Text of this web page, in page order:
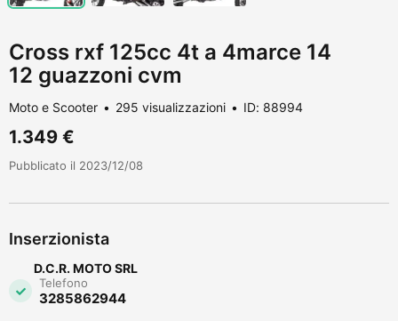
Cross rxf 125cc 4t a 4marce 14
12 guazzoni cvm
Moto e Scooter 295 visualizzazioni ID: 88994
1.349 €
Pubblicato il 2023/12/08
Inserzionista
D.C.R. MOTO SRL
Telefono
3285862944